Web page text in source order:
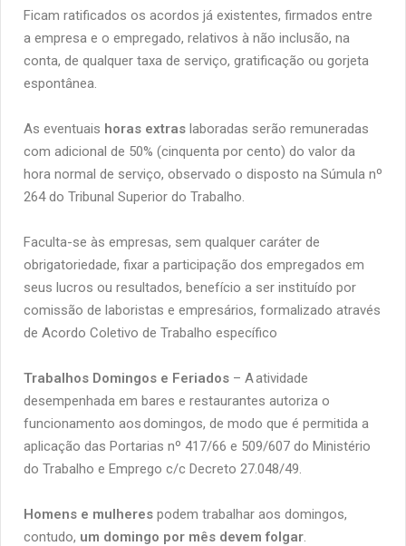
Ficam ratificados os acordos já existentes, firmados entre
a empresa e o empregado, relativos à não inclusão, na
conta, de qualquer taxa de serviço, gratificação ou gorjeta
espontânea.
As eventuais horas extras laboradas serão remuneradas
com adicional de 50% (cinquenta por cento) do valor da
hora normal de serviço, observado o disposto na Súmula nº
264 do Tribunal Superior do Trabalho.
Faculta-se às empresas, sem qualquer caráter de
obrigatoriedade, fixar a participação dos empregados em
seus lucros ou resultados, benefício a ser instituído por
comissão de laboristas e empresários, formalizado através
de Acordo Coletivo de Trabalho específico
Trabalhos Domingos e Feriados – A atividade
desempenhada em bares e restaurantes autoriza o
funcionamento aos domingos, de modo que é permitida a
aplicação das Portarias nº 417/66 e 509/607 do Ministério
do Trabalho e Emprego c/c Decreto 27.048/49.
Homens e mulheres podem trabalhar aos domingos,
contudo, um domingo por mês devem folgar.